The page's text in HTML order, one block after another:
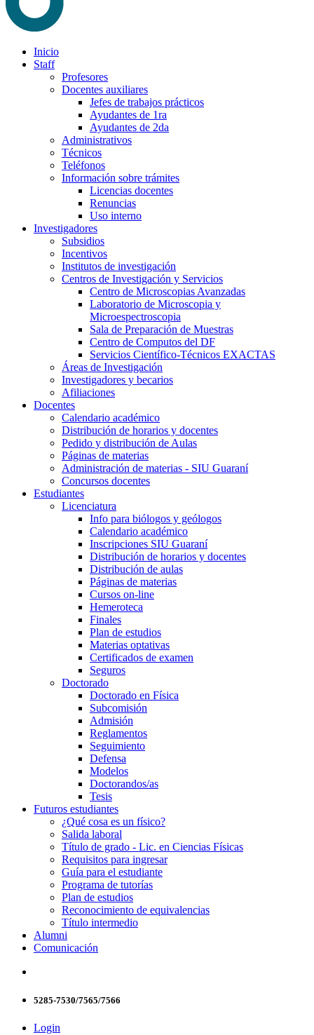
Inicio
Staff
Profesores
Docentes auxiliares
Jefes de trabajos prácticos
Ayudantes de 1ra
Ayudantes de 2da
Administrativos
Técnicos
Teléfonos
Información sobre trámites
Licencias docentes
Renuncias
Uso interno
Investigadores
Subsidios
Incentivos
Institutos de investigación
Centros de Investigación y Servicios
Centro de Microscopias Avanzadas
Laboratorio de Microscopia y
Microespectroscopia
Sala de Preparación de Muestras
Centro de Computos del DF
Servicios Científico-Técnicos EXACTAS
Áreas de Investigación
Investigadores y becarios
Afiliaciones
Docentes
Calendario académico
Distribución de horarios y docentes
Pedido y distribución de Aulas
Páginas de materias
Administración de materias - SIU Guaraní
Concursos docentes
Estudiantes
Licenciatura
Info para biólogos y geólogos
Calendario académico
Inscripciones SIU Guaraní
Distribución de horarios y docentes
Distribución de aulas
Páginas de materias
Cursos on-line
Hemeroteca
Finales
Plan de estudios
Materias optativas
Certificados de examen
Seguros
Doctorado
Doctorado en Física
Subcomisión
Admisión
Reglamentos
Seguimiento
Defensa
Modelos
Doctorandos/as
Tesis
Futuros estudiantes
¿Qué cosa es un físico?
Salida laboral
Título de grado - Lic. en Ciencias Físicas
Requisitos para ingresar
Guía para el estudiante
Programa de tutorías
Plan de estudios
Reconocimiento de equivalencias
Título intermedio
Alumni
Comunicación
5285-7530/7565/7566
Login